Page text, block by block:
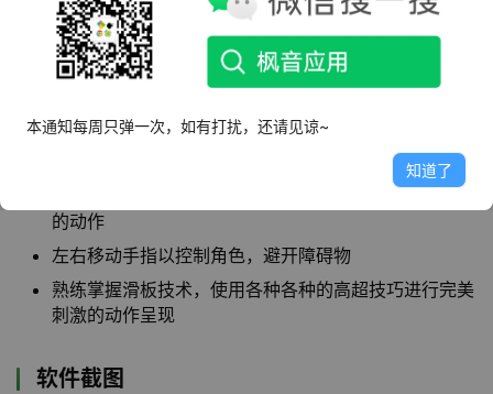
技巧，让玩家感受到滑板的魅力。
软件特点
的动作
左右移动手指以控制角色，避开障碍物
熟练掌握滑板技术，使用各种各种的高超技巧进行完美
刺激的动作呈现
软件截图
本通知每周只弹一次，如有打扰，还请见谅~
知道了